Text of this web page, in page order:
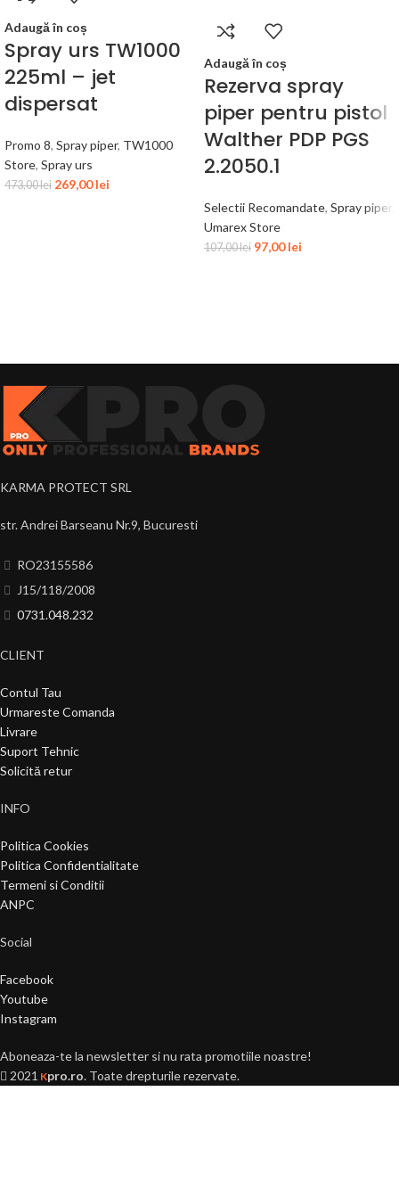
Adaugă în coș
Spray urs TW1000
225ml – jet
dispersat
Promo 8, Spray piper, TW1000
Store, Spray urs
473,00lei 269,00lei
Adaugă în coș
Rezerva spray
piper pentru pistol
Walther PDP PGS
2.2050.1
Selectii Recomandate, Spray piper
Umarex Store
107,00lei 97,00lei
KARMA PROTECT SRL
str. Andrei Barseanu Nr.9, Bucuresti
RO23155586
J15/118/2008
0731.048.232
CLIENT
Contul Tau
Urmareste Comanda
Livrare
Suport Tehnic
Solicită retur
INFO
Politica Cookies
Politica Confidentialitate
Termeni si Conditii
ANPC
Social
Facebook
Youtube
Instagram
Aboneaza-te la newsletter si nu rata promotiile noastre!
2021 Kpro.ro. Toate drepturile rezervate.